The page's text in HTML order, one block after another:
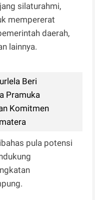
silaturahmi,
mempererat
daerah,
lainnya.
Beri
Pramuka
Komitmen
pula potensi